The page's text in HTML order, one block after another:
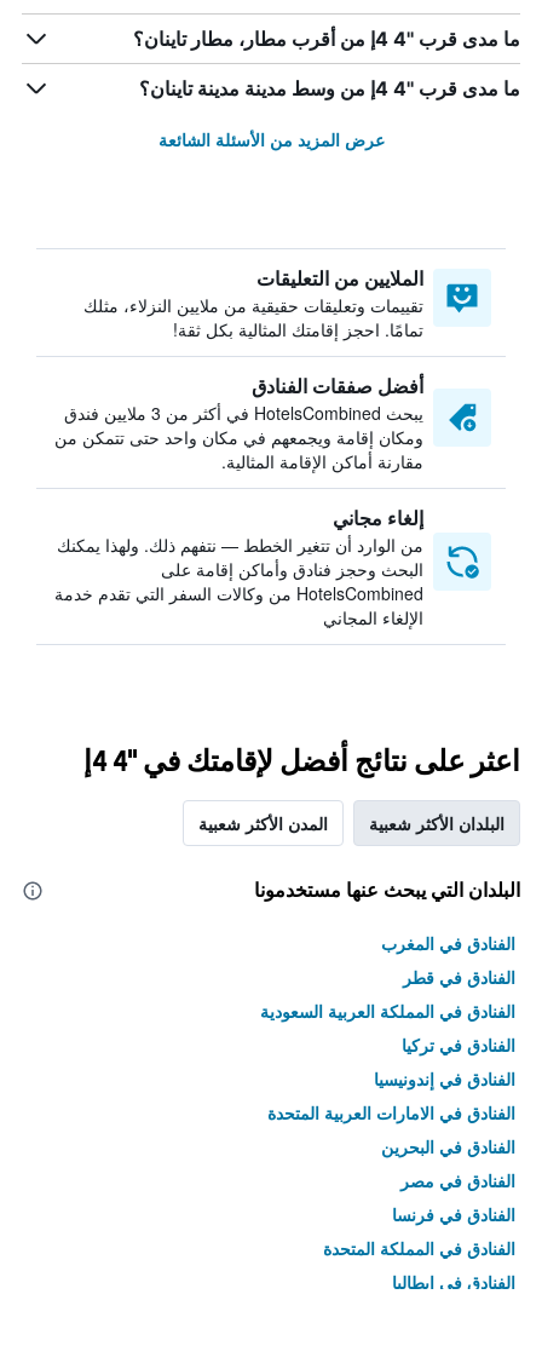
ما مدى قرب ''4 4إ من أقرب مطار، مطار تاينان؟
ما مدى قرب ''4 4إ من وسط مدينة مدينة تاينان؟
عرض المزيد من الأسئلة الشائعة
الملايين من التعليقات
تقييمات وتعليقات حقيقية من ملايين النزلاء، مثلك
تمامًا. احجز إقامتك المثالية بكل ثقة!
أفضل صفقات الفنادق
يبحث HotelsCombined في أكثر من 3 ملايين فندق
ومكان إقامة ويجمعهم في مكان واحد حتى تتمكن من
مقارنة أماكن الإقامة المثالية.
إلغاء مجاني
من الوارد أن تتغير الخطط — نتفهم ذلك. ولهذا يمكنك
البحث وحجز فنادق وأماكن إقامة على
HotelsCombined من وكالات السفر التي تقدم خدمة
الإلغاء المجاني
اعثر على نتائج أفضل لإقامتك في ''4 4إ
البلدان الأكثر شعبية المدن الأكثر شعبية
البلدان التي يبحث عنها مستخدمونا
الفنادق في المغرب
الفنادق في قطر
الفنادق في المملكة العربية السعودية
الفنادق في تركيا
الفنادق في إندونيسيا
الفنادق في الامارات العربية المتحدة
الفنادق في البحرين
الفنادق في مصر
الفنادق في فرنسا
الفنادق في المملكة المتحدة
الفنادق في إيطاليا